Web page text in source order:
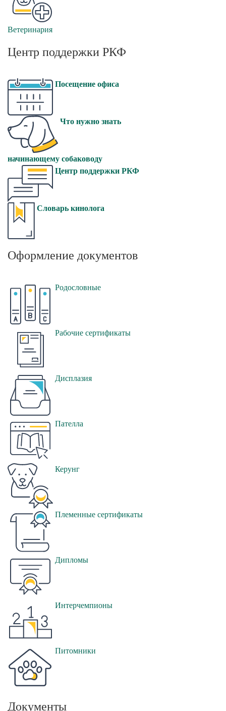
Ветеринария
Центр поддержки РКФ
Посещение офиса
Что нужно знать
начинающему собаководу
Центр поддержки РКФ
Словарь кинолога
Оформление документов
Родословные
Рабочие сертификаты
Дисплазия
Пателла
Керунг
Племенные сертификаты
Дипломы
Интерчемпионы
Питомники
Документы